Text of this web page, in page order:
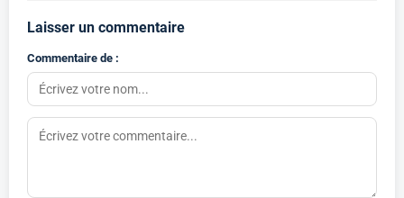
Laisser un commentaire
Commentaire de :